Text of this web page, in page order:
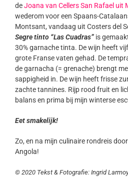
deJoana van Cellers San Rafael uit
wederom voor een Spaans-
Montsant, vandaag uit Costers del
Segre tinto “Las Cuadras” is
30% garnache tinta. De wijn heeft
grote Franse vaten gehad. De
de garnacha (= grenache) brengt
sappigheid in. De wijn heeft frisse
zachte tannines. Rijp rood fruit en
balans en prima bij mijn winterse
Eet smakelijk!
Zo, en na mijn culinaire rondreis
Angola!
© 2020 Tekst & Fotografie: Ingrid